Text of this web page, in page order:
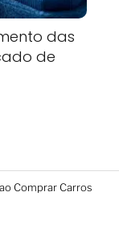
das
de
Comprar Carros